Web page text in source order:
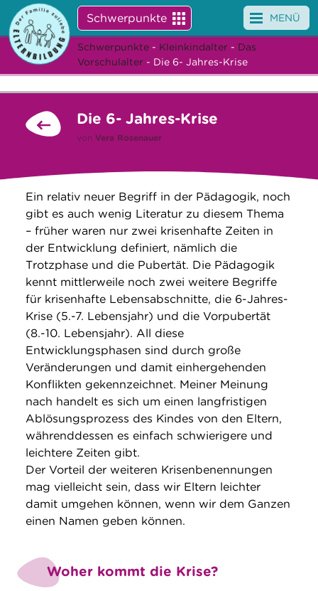
Schwerpunkte
Angebote
News
Über uns
Suche
MENÜ
Schwerpunkte - Kleinkindalter - Das
Vorschulalter - Die 6- Jahres-Krise
Die 6- Jahres-Krise
von Vera Rosenauer
Ein relativ neuer Begriff in der Pädagogik, noch
gibt es auch wenig Literatur zu diesem Thema
– früher waren nur zwei krisenhafte Zeiten in
der Entwicklung definiert, nämlich die
Trotzphase und die Pubertät. Die Pädagogik
kennt mittlerweile noch zwei weitere Begriffe
für krisenhafte Lebensabschnitte, die 6-Jahres-
Krise (5.-7. Lebensjahr) und die Vorpubertät
(8.-10. Lebensjahr). All diese
Entwicklungsphasen sind durch große
Veränderungen und damit einhergehenden
Konflikten gekennzeichnet. Meiner Meinung
nach handelt es sich um einen langfristigen
Ablösungsprozess des Kindes von den Eltern,
währenddessen es einfach schwierigere und
leichtere Zeiten gibt.
Der Vorteil der weiteren Krisenbenennungen
mag vielleicht sein, dass wir Eltern leichter
damit umgehen können, wenn wir dem Ganzen
einen Namen geben können.
Woher kommt die Krise?